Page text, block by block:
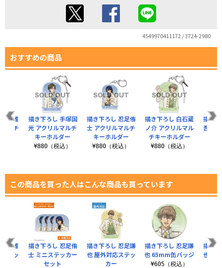
4549970411172 / 3724-2980
おすすめの商品
描き下ろし 忍足侑
士 アクリルマルチ
キーホルダー
¥880（税込）
描き下ろし 白石蔵
ノ介 アクリルマル
チキーホルダー
¥880（税込）
描き
吾 ア
王雅
ルチ
描き下ろし 手塚国
光 アクリルマルチ
キーホルダー
¥880（税込）
この商品を買った人はこんな商品も買っています
描き下ろし 忍足謙
也 屋外対応ステッ
カー
描き下ろし 忍足謙
也 65mm缶バッジ
¥605（税込）
描き
也 ミ
王雅
テッ
描き下ろし 忍足侑
士 ミニステッカー
セット